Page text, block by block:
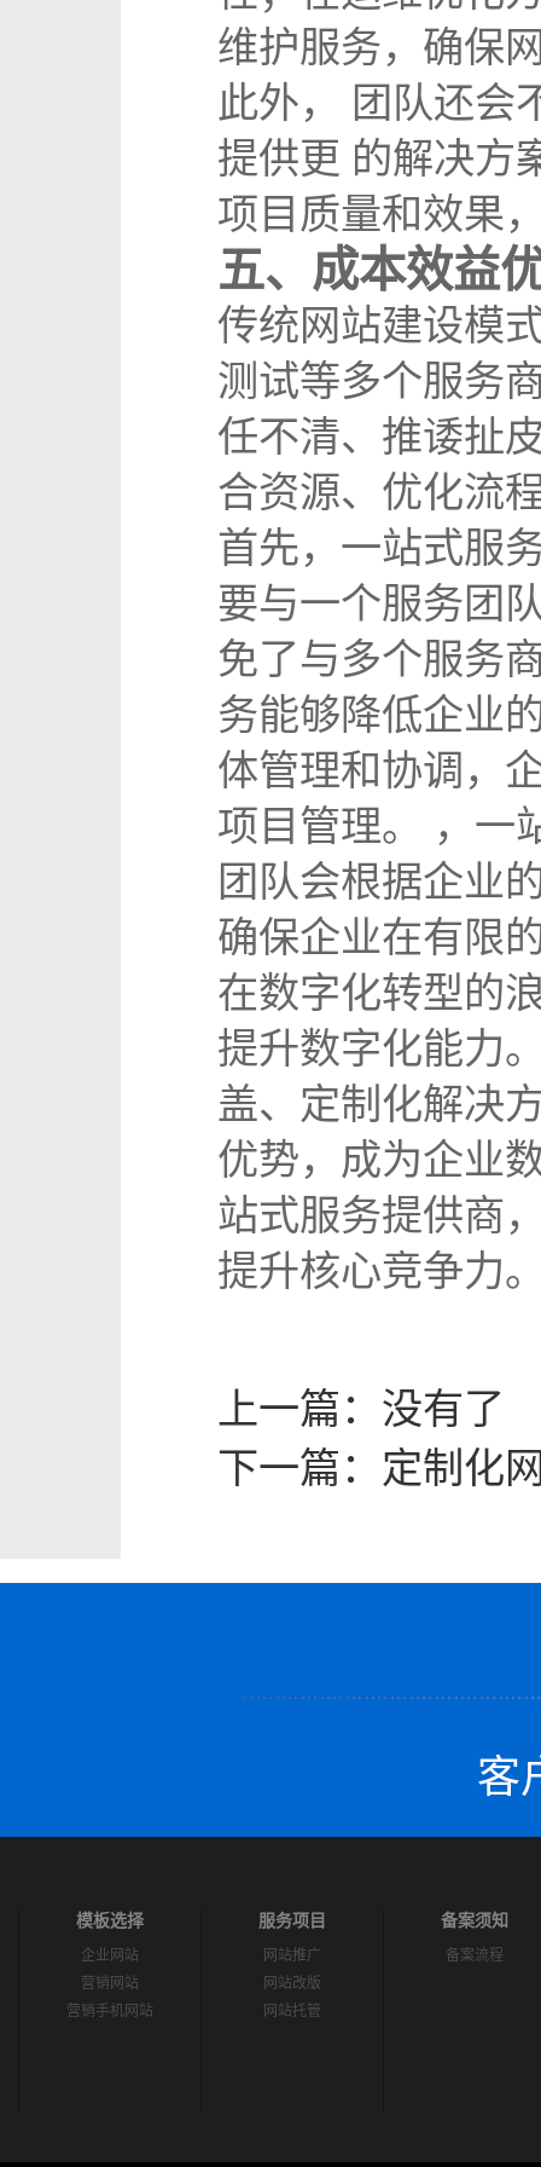
维护服务，确保
此外， 团队还会
提供更 的解决方
项目质量和效果
五、成本效益
传统网站建设模
测试等多个服务
任不清、推诿扯
合资源、优化流
首先，一站式服
要与一个服务团
免了与多个服务
务能够降低企业
体管理和协调，
项目管理。 ，一
团队会根据企业
确保企业在有限
在数字化转型的
提升数字化能力
盖、定制化解决
优势，成为企业
站式服务提供商
提升核心竞争力
上一篇： 没有了
下一篇： 定制化
客
模板选择
企业网站
营销网站
营销手机网站
服务项目
网站推广
网站改版
网站托管
备案须知
备案流程